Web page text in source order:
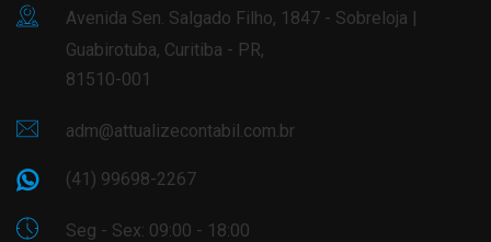
Avenida Sen. Salgado Filho, 1847 - Sobreloja |
Guabirotuba, Curitiba - PR,
81510-001
adm@attualizecontabil.com.br
(41) 99698-2267
Seg - Sex: 09:00 - 18:00